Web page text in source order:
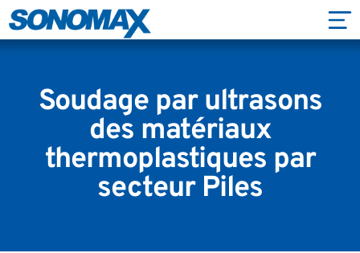
Soudage par ultrasons
des matériaux
thermoplastiques par
secteur Piles